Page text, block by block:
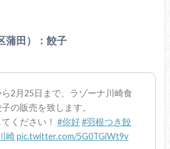
蒲田）：餃子
2月25日まで、ラゾーナ川崎食
の販売を致します。
てください！#你好#羽根つき餃
崎pic.twitter.com/5G0TGiWt9v